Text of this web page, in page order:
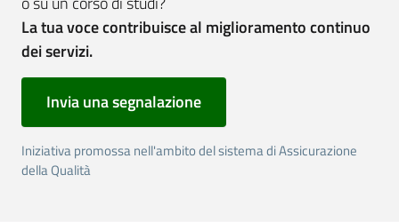
La tua voce contribuisce al miglioramento continuo
dei servizi.
Invia una segnalazione
Iniziativa promossa nell'ambito del sistema di Assicurazione
della Qualità